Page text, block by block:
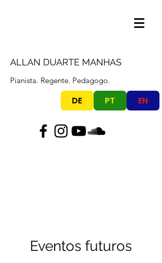
ALLAN DUARTE MANHAS
Pianista. Regente. Pedagogo.
DE PT EN
Eventos futuros